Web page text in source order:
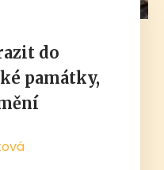
do
památky,